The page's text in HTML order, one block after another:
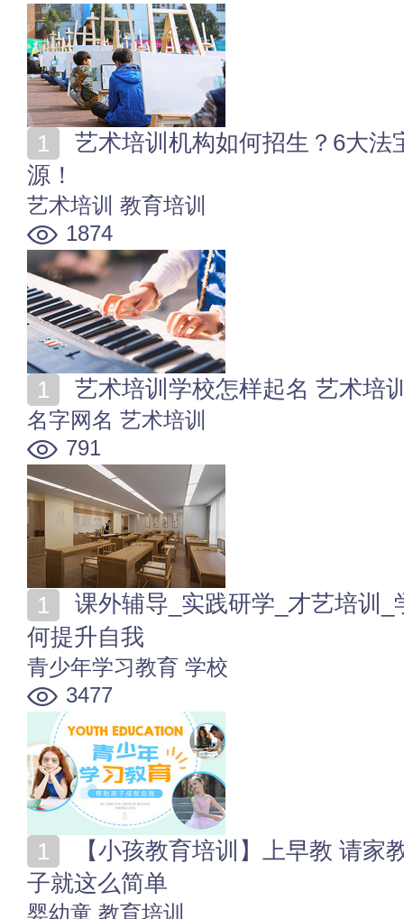
源！
艺术培训 教育培训
1874
艺术培训学校怎样起名 艺术培
名字网名 艺术培训
791
何提升自我
青少年学习教育 学校
3477
子就这么简单
婴幼童 教育培训